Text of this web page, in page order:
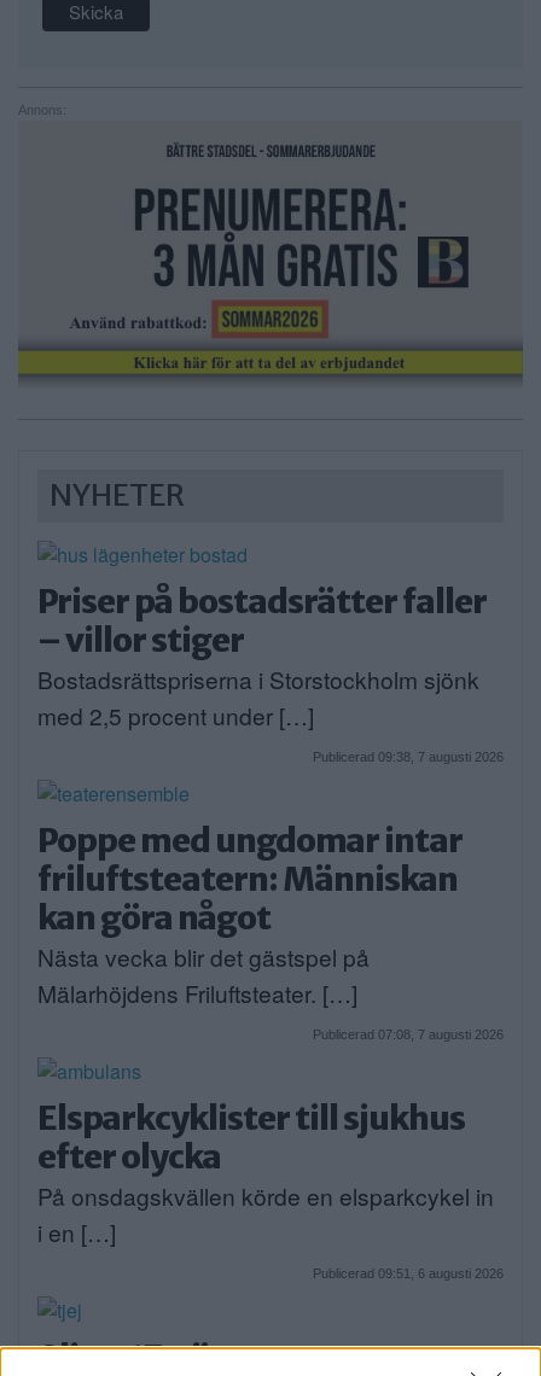
Annons:
NYHETER
Priser på bostadsrätter faller
– villor stiger
Bostadsrättspriserna i Storstockholm sjönk
med 2,5 procent under […]
Publicerad 09:38, 7 augusti 2026
Poppe med ungdomar intar
friluftsteatern: Människan
kan göra något
Nästa vecka blir det gästspel på
Mälarhöjdens Friluftsteater. […]
Publicerad 07:08, 7 augusti 2026
Elsparkcyklister till sjukhus
efter olycka
På onsdagskvällen körde en elsparkcykel in
i en […]
Publicerad 09:51, 6 augusti 2026
Alice, 17, sätter upp egen